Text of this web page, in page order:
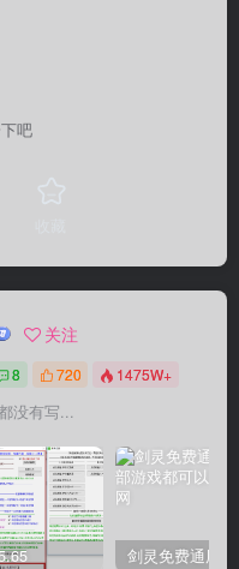
吧
关注
8 720 1475W+
没有写...